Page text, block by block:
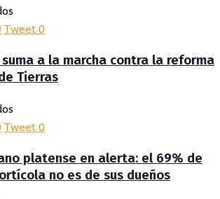
Tweet0
suma a la marcha contra la reforma
Tierras
Tweet0
platense en alerta: el 69% de
no es de sus dueños